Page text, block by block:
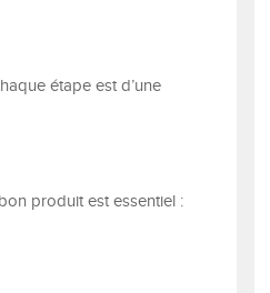
étape est d’une
produit est essentiel :